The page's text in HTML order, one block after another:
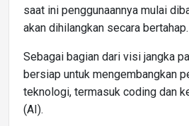
saat ini penggunaannya mulai
akan dihilangkan secara bertahap.
Sebagai bagian dari visi jangka
bersiap untuk mengembangkan
teknologi, termasuk coding dan
(AI).